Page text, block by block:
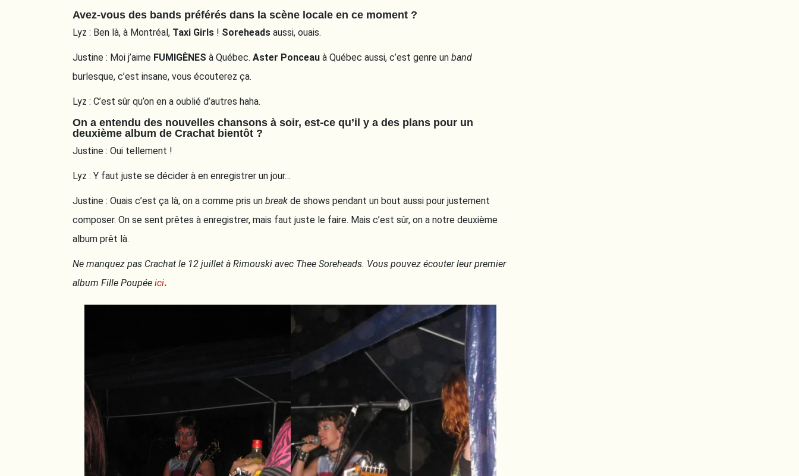
Avez-vous des bands préférés dans la scène locale en ce moment ?
Lyz : Ben là, à Montréal, Taxi Girls ! Soreheads aussi, ouais.
Justine : Moi j’aime FUMIGÈNES à Québec. Aster Ponceau à Québec aussi, c’est genre un band
burlesque, c’est insane, vous écouterez ça.
Lyz : C’est sûr qu’on en a oublié d’autres haha.
On a entendu des nouvelles chansons à soir, est-ce qu’il y a des plans pour un
deuxième album de Crachat bientôt ?
Justine : Oui tellement !
Lyz : Y faut juste se décider à en enregistrer un jour…
Justine : Ouais c’est ça là, on a comme pris un break de shows pendant un bout aussi pour justement
composer. On se sent prêtes à enregistrer, mais faut juste le faire. Mais c’est sûr, on a notre deuxième
album prêt là.
Ne manquez pas Crachat le 12 juillet à Rimouski avec Thee Soreheads. Vous pouvez écouter leur premier
album Fille Poupée ici.